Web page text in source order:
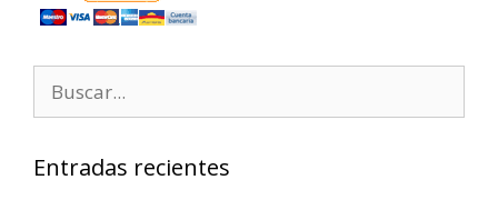
Entradas recientes